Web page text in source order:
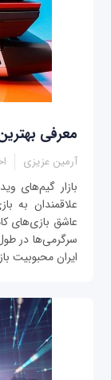
معرفی
آرمین عزیزی
بازار گیم‌های
علاقمندان به
عاشق بازی‌های
سرگرمی‌ها در
ایران محبوبیت